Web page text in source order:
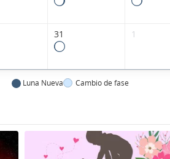
31 1
Luna Nueva Cambio de fase